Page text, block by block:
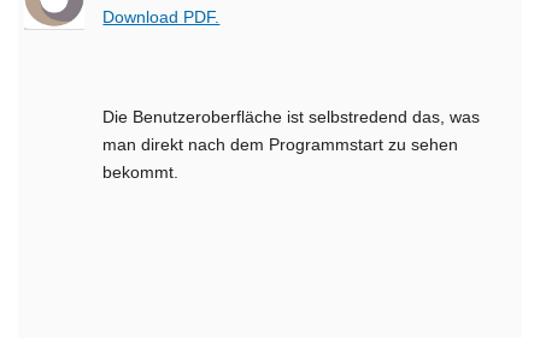
Download PDF.
Die Benutzeroberfläche ist selbstredend das, was
man direkt nach dem Programmstart zu sehen
bekommt.